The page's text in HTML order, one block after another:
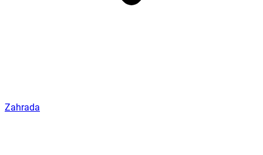
Zahrada